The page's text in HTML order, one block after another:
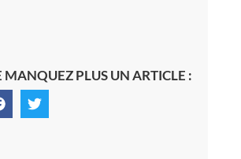
MANQUEZ PLUS UN ARTICLE :